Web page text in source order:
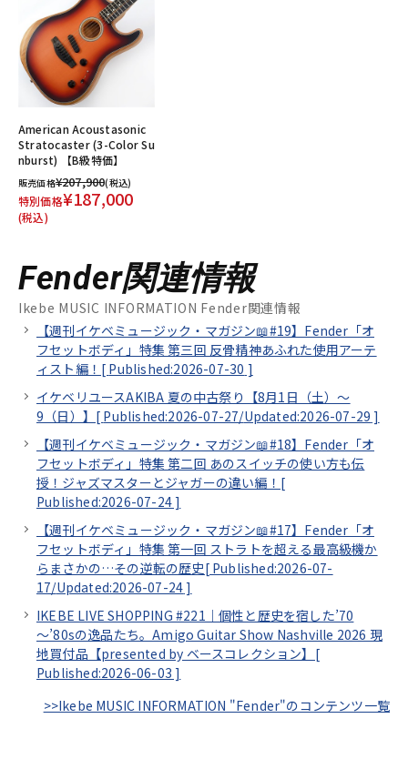
American Acoustasonic
Stratocaster (3-Color Su
nburst) 【B級特価】
販売価格¥207,900(税込)
特別価格¥187,000
(税込)
Fender関連情報
Ikebe MUSIC INFORMATION Fender関連情報
【週刊イケベミュージック・マガジン📖#19】Fender「オ
フセットボディ」特集 第三回 反骨精神あふれた使用アーテ
ィスト編！[ Published:2026-07-30 ]
イケベリユースAKIBA 夏の中古祭り【8月1日（土）～
9（日）】[ Published:2026-07-27/Updated:2026-07-29 ]
【週刊イケベミュージック・マガジン📖#18】Fender「オ
フセットボディ」特集 第二回 あのスイッチの使い方も伝
授！ジャズマスターとジャガーの違い編！[
Published:2026-07-24 ]
【週刊イケベミュージック・マガジン📖#17】Fender「オ
フセットボディ」特集 第一回 ストラトを超える最高級機か
らまさかの…その逆転の歴史[ Published:2026-07-
17/Updated:2026-07-24 ]
IKEBE LIVE SHOPPING #221｜個性と歴史を宿した’70
～’80sの逸品たち。Amigo Guitar Show Nashville 2026 現
地買付品【presented by ベースコレクション】[
Published:2026-06-03 ]
>>Ikebe MUSIC INFORMATION "Fender"のコンテンツ一覧